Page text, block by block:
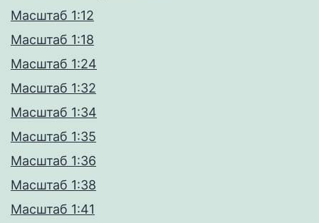
Масштаб 1:12
Масштаб 1:18
Масштаб 1:24
Масштаб 1:32
Масштаб 1:34
Масштаб 1:35
Масштаб 1:36
Масштаб 1:38
Масштаб 1:41